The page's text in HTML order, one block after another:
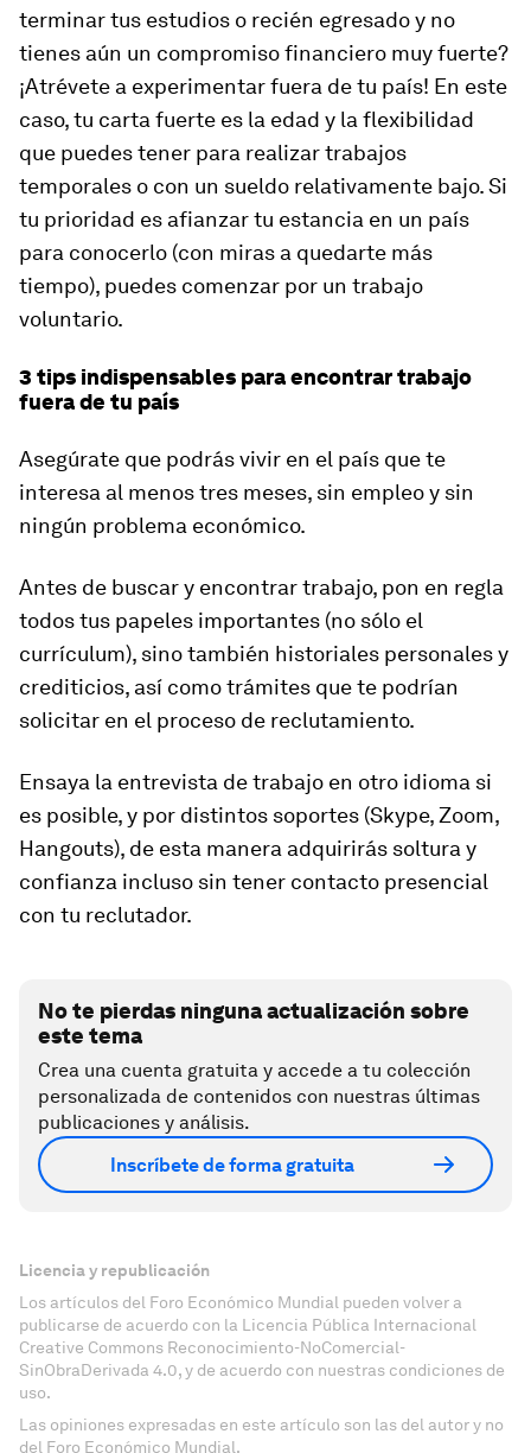
terminar tus estudios o recién egresado y no
tienes aún un compromiso financiero muy fuerte?
¡Atrévete a experimentar fuera de tu país! En este
caso, tu carta fuerte es la edad y la flexibilidad
que puedes tener para realizar trabajos
temporales o con un sueldo relativamente bajo. Si
tu prioridad es afianzar tu estancia en un país
para conocerlo (con miras a quedarte más
tiempo), puedes comenzar por un trabajo
voluntario.
3 tips indispensables para encontrar trabajo
fuera de tu país
Asegúrate que podrás vivir en el país que te
interesa al menos tres meses, sin empleo y sin
ningún problema económico.
Antes de buscar y encontrar trabajo, pon en regla
todos tus papeles importantes (no sólo el
currículum), sino también historiales personales y
crediticios, así como trámites que te podrían
solicitar en el proceso de reclutamiento.
Ensaya la entrevista de trabajo en otro idioma si
es posible, y por distintos soportes (Skype, Zoom,
Hangouts), de esta manera adquirirás soltura y
confianza incluso sin tener contacto presencial
con tu reclutador.
No te pierdas ninguna actualización sobre
este tema
Crea una cuenta gratuita y accede a tu colección
personalizada de contenidos con nuestras últimas
publicaciones y análisis.
Inscríbete de forma gratuita
Licencia y republicación
Los artículos del Foro Económico Mundial pueden volver a
publicarse de acuerdo con la Licencia Pública Internacional
Creative Commons Reconocimiento-NoComercial-
SinObraDerivada 4.0, y de acuerdo con nuestras condiciones de
uso.
Las opiniones expresadas en este artículo son las del autor y no
del Foro Económico Mundial.